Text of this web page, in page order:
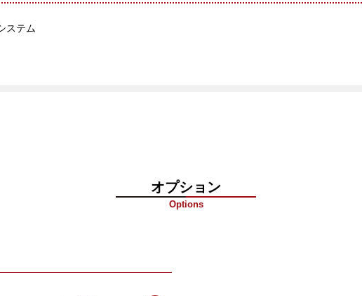
ステム
オプション
Options